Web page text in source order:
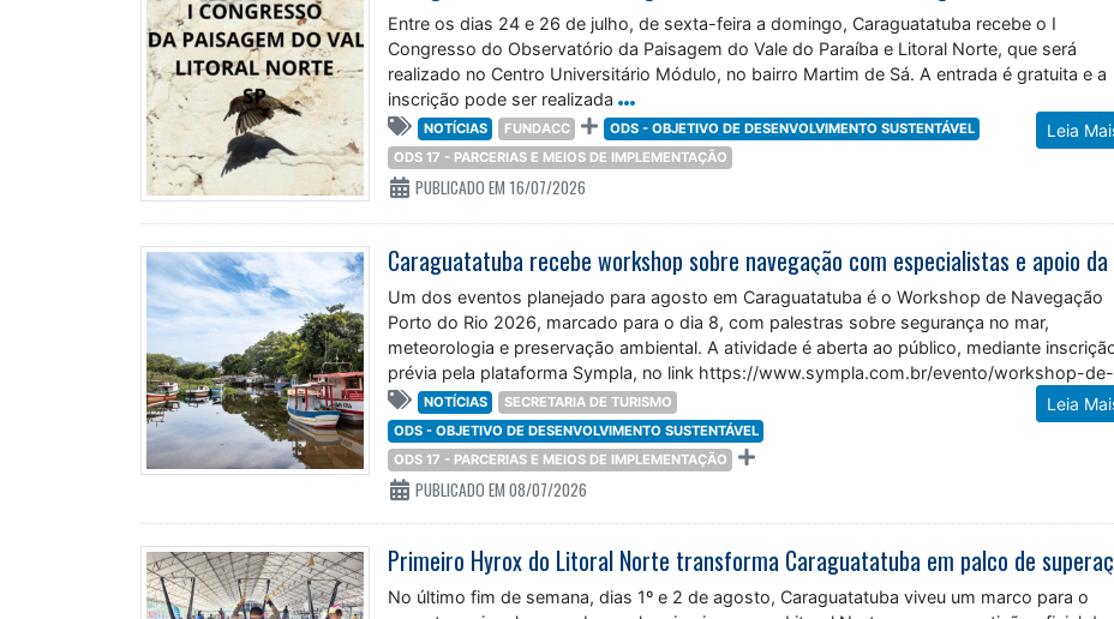
Entre os dias 24 e 26 de julho, de sexta-feira a domingo, Caraguatatuba recebe o I
Congresso do Observatório da Paisagem do Vale do Paraíba e Litoral Norte, que será
realizado no Centro Universitário Módulo, no bairro Martim de Sá. A entrada é gratuita e a
inscrição pode ser realizada
Leia Mais
NOTÍCIAS FUNDACC
ODS - OBJETIVO DE DESENVOLVIMENTO SUSTENTÁVEL
ODS 17 - PARCERIAS E MEIOS DE IMPLEMENTAÇÃO
PUBLICADO EM 16/07/2026
Um dos eventos planejado para agosto em Caraguatatuba é o Workshop de Navegação
Porto do Rio 2026, marcado para o dia 8, com palestras sobre segurança no mar,
meteorologia e preservação ambiental. A atividade é aberta ao público, mediante inscrição
prévia pela plataforma Sympla, no link https://www.sympla.com.br/evento/workshop-de-
navegacao/3483921. As vagas são
Leia Mais
NOTÍCIAS
SECRETARIA DE TURISMO
ODS - OBJETIVO DE DESENVOLVIMENTO SUSTENTÁVEL
ODS 17 - PARCERIAS E MEIOS DE IMPLEMENTAÇÃO
PUBLICADO EM 08/07/2026
No último fim de semana, dias 1º e 2 de agosto, Caraguatatuba viveu um marco para o
esporte regional ao receber, pela primeira vez no Litoral Norte, uma competição oficial de